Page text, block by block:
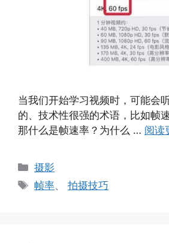
当我们开始学习视频时，可能会
的、技术性很强的术语，比如帧
那什么是帧速率？为什么 … 阅读
分
类
摄影
标
帧率、拍摄技巧